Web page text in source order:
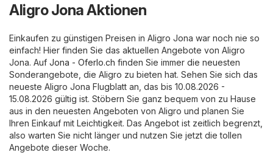
Aligro Jona Aktionen
Einkaufen zu günstigen Preisen in Aligro Jona war noch nie so
einfach! Hier finden Sie das aktuellen Angebote von Aligro
Jona. Auf Jona - Oferlo.ch finden Sie immer die neuesten
Sonderangebote, die Aligro zu bieten hat. Sehen Sie sich das
neueste Aligro Jona Flugblatt an, das bis 10.08.2026 -
15.08.2026 gültig ist. Stöbern Sie ganz bequem von zu Hause
aus in den neuesten Angeboten von Aligro und planen Sie
Ihren Einkauf mit Leichtigkeit. Das Angebot ist zeitlich begrenzt,
also warten Sie nicht länger und nutzen Sie jetzt die tollen
Angebote dieser Woche.